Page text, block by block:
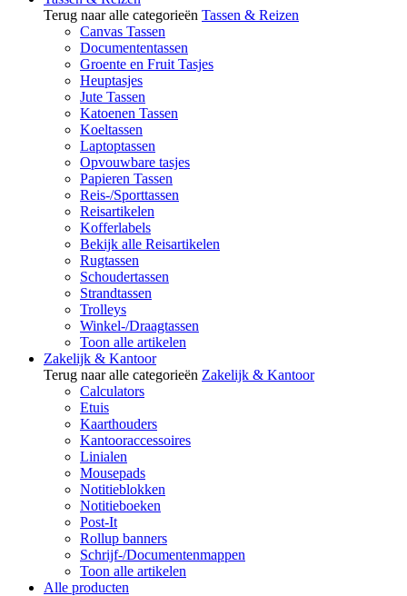
Terug naar alle categorieën Tassen & Reizen
Canvas Tassen
Documententassen
Groente en Fruit Tasjes
Heuptasjes
Jute Tassen
Katoenen Tassen
Koeltassen
Laptoptassen
Opvouwbare tasjes
Papieren Tassen
Reis-/Sporttassen
Reisartikelen
Kofferlabels
Bekijk alle Reisartikelen
Rugtassen
Schoudertassen
Strandtassen
Trolleys
Winkel-/Draagtassen
Toon alle artikelen
Zakelijk & Kantoor
Terug naar alle categorieën Zakelijk & Kantoor
Calculators
Etuis
Kaarthouders
Kantooraccessoires
Linialen
Mousepads
Notitieblokken
Notitieboeken
Post-It
Rollup banners
Schrijf-/Documentenmappen
Toon alle artikelen
Alle producten